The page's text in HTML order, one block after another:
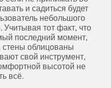
и садиться будет
небольшого
Учитывая тот факт, что
последний момент,
стены облицованы
свой инструмент,
высотой не
всё.